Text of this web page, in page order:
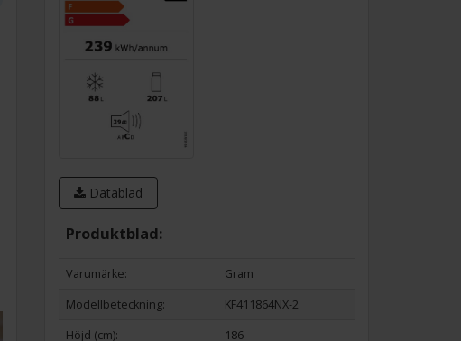
Datablad
Produktblad:
Varumärke:
Gram
Modellbeteckning:
KF411864NX-2
Höjd (cm):
186